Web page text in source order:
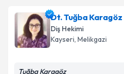
takvim hazırlandığında e-
E-posta Adresiniz
Dt. Tuğba Karagöz
Diş Hekimi
Kayseri, Melikgazi
Tuğba Karagöz